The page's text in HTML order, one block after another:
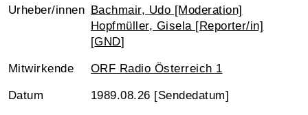
Urheber/innen Bachmair, Udo [Moderation]
Hopfmüller, Gisela [Reporter/in]
[GND]
Mitwirkende ORF Radio Österreich 1
Datum 1989.08.26 [Sendedatum]